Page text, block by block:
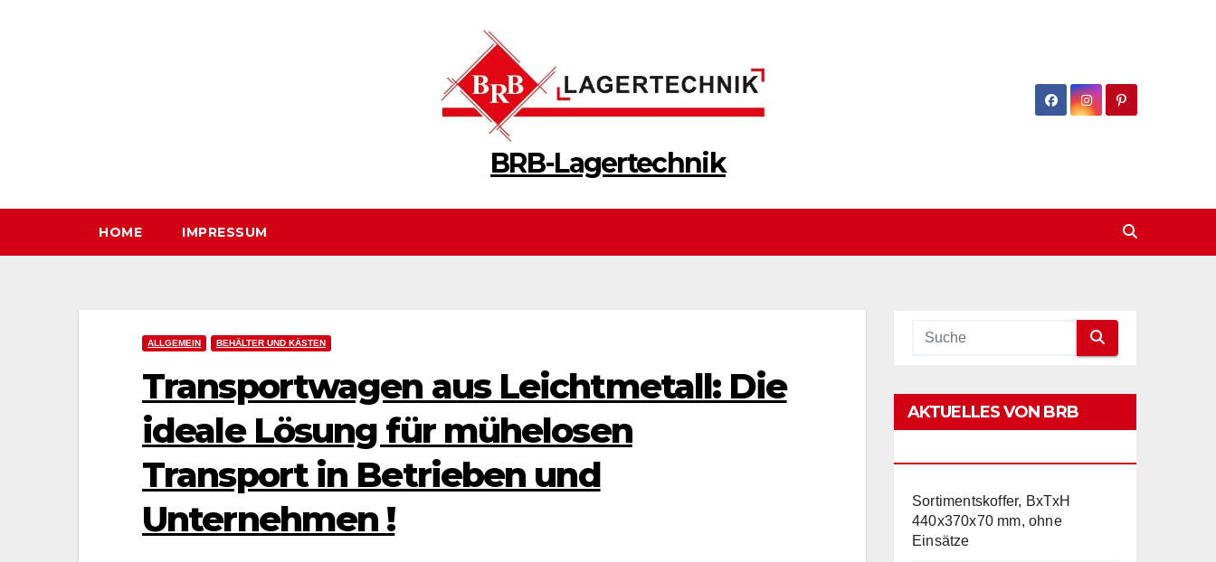
BRB-Lagertechnik
HOME IMPRESSUM
ALLGEMEIN BEHÄLTER UND KÄSTEN
Transportwagen aus Leichtmetall: Die
ideale Lösung für mühelosen
Transport in Betrieben und
Unternehmen !
AKTUELLES VON BRB
Sortimentskoffer, BxTxH
440x370x70 mm, ohne
Einsätze